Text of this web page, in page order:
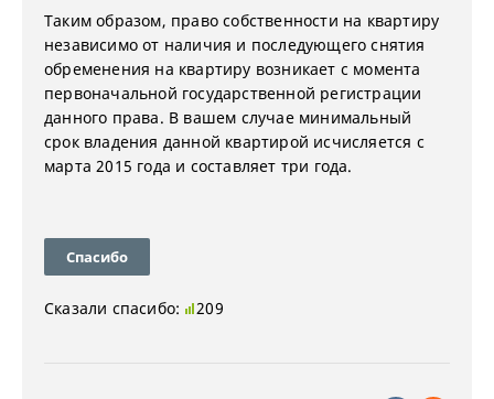
Таким образом, право собственности на квартиру
независимо от наличия и последующего снятия
обременения на квартиру возникает с момента
первоначальной государственной регистрации
данного права. В вашем случае минимальный
срок владения данной квартирой исчисляется с
марта 2015 года и составляет три года.
Спасибо
Сказали спасибо: 209